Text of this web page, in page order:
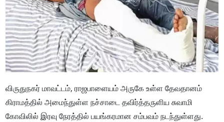
விருதுநகர் மாவட்டம், ராஜபாளையம் அருகே உள்ள தேவதானம்
கிராமத்தில் அமைந்துள்ள நச்சாடை தவிர்த்தருளிய சுவாமி
கோவிலில் இரவு நேரத்தில் பயங்கரமான சம்பவம் நடந்துள்ளது.